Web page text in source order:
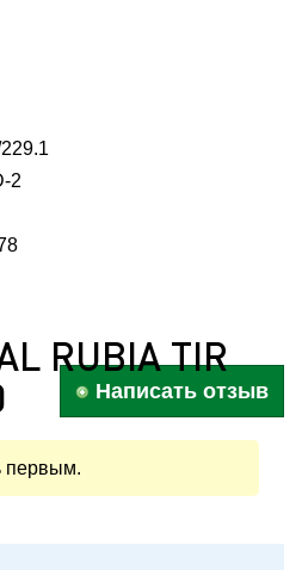
2
RUBIA TIR
Написать отзыв
первым.